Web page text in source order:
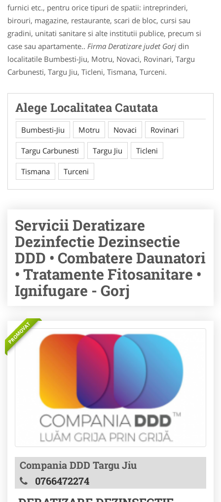
furnici etc., pentru orice tipuri de spatii: intreprinderi,
birouri, magazine, restaurante, scari de bloc, cursi sau
gradini, unitati sanitare si alte institutii publice, precum si
case sau apartamente.. Firma Deratizare judet Gorj din
localitatile Bumbesti-Jiu, Motru, Novaci, Rovinari, Targu
Carbunesti, Targu Jiu, Ticleni, Tismana, Turceni.
Alege Localitatea Cautata
Bumbesti-Jiu Motru Novaci Rovinari
Targu Carbunesti Targu Jiu Ticleni
Tismana Turceni
Servicii Deratizare
Dezinfectie Dezinsectie
DDD • Combatere Daunatori
• Tratamente Fitosanitare •
Ignifugare - Gorj
PROMOVAT
Compania DDD Targu Jiu
0766472274